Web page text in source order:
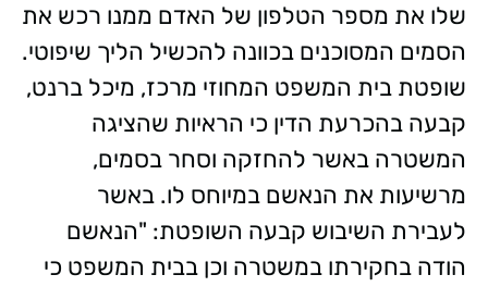
שלו את מספר הטלפון של האדם ממנו רכש את
הסמים המסוכנים בכוונה להכשיל הליך שיפוטי.
שופטת בית המשפט המחוזי מרכז, מיכל ברנט,
קבעה בהכרעת הדין כי הראיות שהציגה
המשטרה באשר להחזקה וסחר בסמים,
מרשיעות את הנאשם במיוחס לו. באשר
לעבירת השיבוש קבעה השופטת: "הנאשם
הודה בחקירתו במשטרה וכן בבית המשפט כי